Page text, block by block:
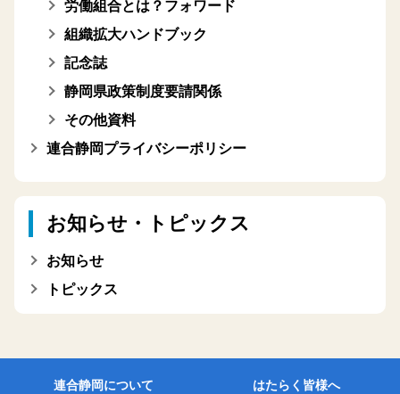
労働組合とは？フォワード
組織拡大ハンドブック
記念誌
静岡県政策制度要請関係
その他資料
連合静岡プライバシーポリシー
お知らせ・トピックス
お知らせ
トピックス
連合静岡について
はたらく皆様へ